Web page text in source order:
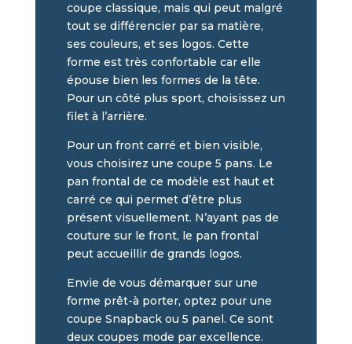
coupe classique, mais qui peut malgré
tout se différencier par sa matière,
ses couleurs, et ses logos. Cette
forme est très confortable car elle
épouse bien les formes de la tête.
Pour un côté plus sport, choisissez un
filet à l’arrière.
Pour un front carré et bien visible,
vous choisirez une coupe 5 pans. Le
pan frontal de ce modèle est haut et
carré ce qui permet d’être plus
présent visuellement. N’ayant pas de
couture sur le front, le pan frontal
peut accueillir de grands logos.
Envie de vous démarquer sur une
forme prêt-à porter, optez pour une
coupe Snapback ou 5 panel. Ce sont
deux coupes mode par excellence.